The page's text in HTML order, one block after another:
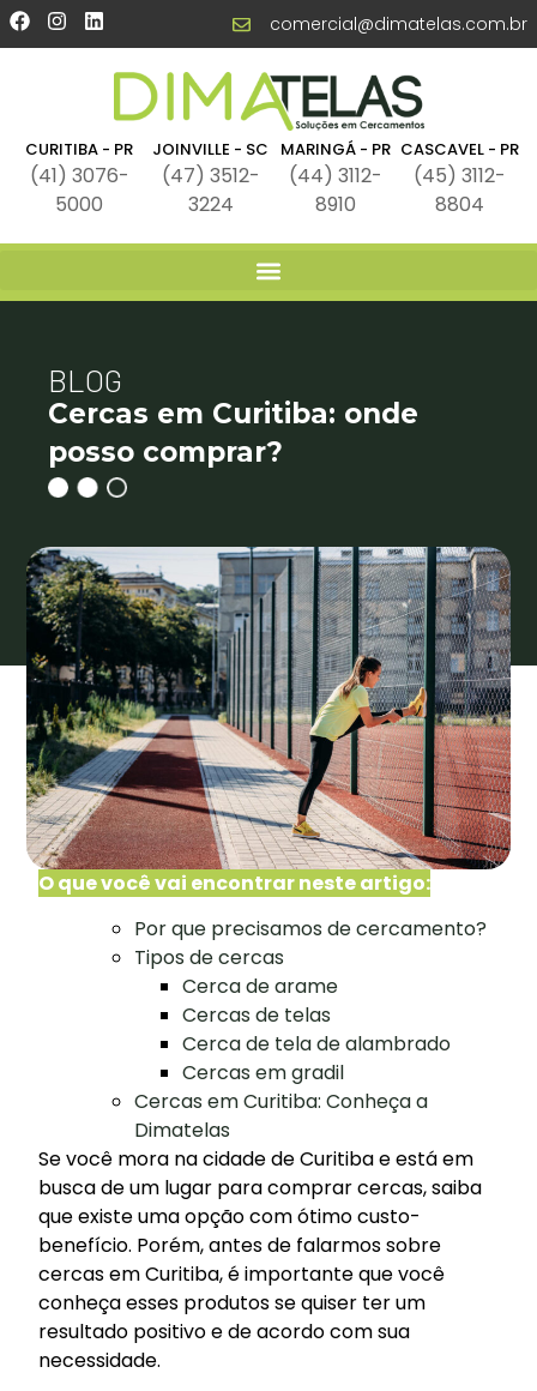
comercial@dimatelas.com.br
CURITIBA - PR
(41) 3076-
5000
JOINVILLE - SC
(47) 3512-
3224
MARINGÁ - PR
(44) 3112-
8910
CASCAVEL - PR
(45) 3112-
8804
BLOG
Cercas em Curitiba: onde
posso comprar?
O que você vai encontrar neste artigo:
Por que precisamos de cercamento?
Tipos de cercas
Cerca de arame
Cercas de telas
Cerca de tela de alambrado
Cercas em gradil
Cercas em Curitiba: Conheça a
Dimatelas
Se você mora na cidade de Curitiba e está em
busca de um lugar para comprar cercas, saiba
que existe uma opção com ótimo custo-
benefício. Porém, antes de falarmos sobre
cercas em Curitiba, é importante que você
conheça esses produtos se quiser ter um
resultado positivo e de acordo com sua
necessidade.